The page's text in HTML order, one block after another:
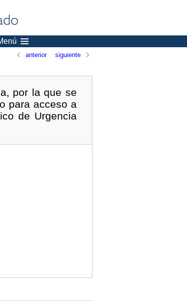
anterior siguiente
por la que se
para acceso a
de Urgencia